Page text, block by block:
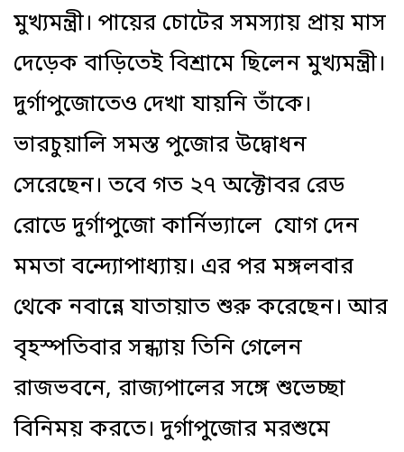
মুখ্যমন্ত্রী। পায়ের চোটের সমস্যায় প্রায় মাস
দেড়েক বাড়িতেই বিশ্রামে ছিলেন মুখ্যমন্ত্রী।
দুর্গাপুজোতেও দেখা যায়নি তাঁকে।
ভারচুয়ালি সমস্ত পুজোর উদ্বোধন
সেরেছেন। তবে গত ২৭ অক্টোবর রেড
রোডে দুর্গাপুজো কার্নিভ্যালে যোগ দেন
মমতা বন্দ্যোপাধ্যায়। এর পর মঙ্গলবার
থেকে নবান্নে যাতায়াত শুরু করেছেন। আর
বৃহস্পতিবার সন্ধ্যায় তিনি গেলেন
রাজভবনে, রাজ্যপালের সঙ্গে শুভেচ্ছা
বিনিময় করতে। দুর্গাপুজোর মরশুমে